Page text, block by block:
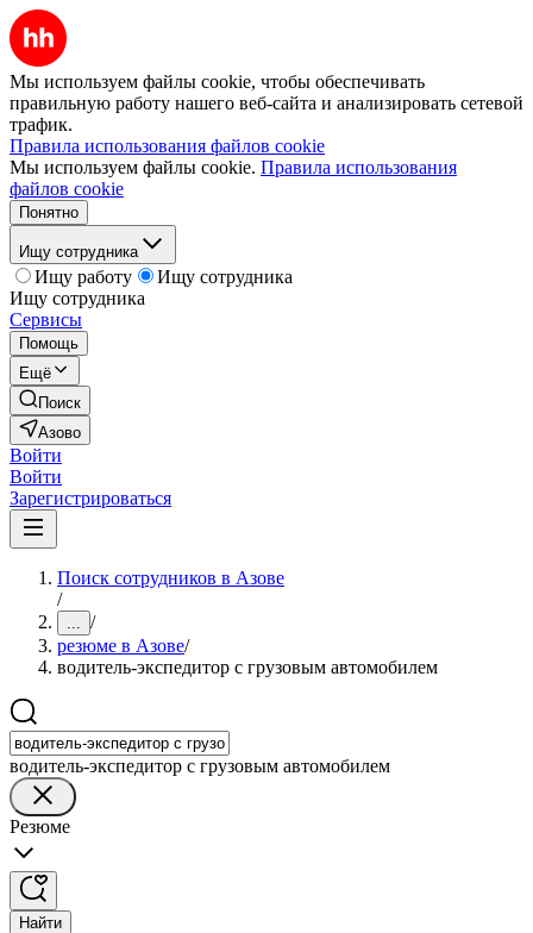
Мы используем файлы cookie, чтобы обеспечивать
правильную работу нашего веб-сайта и анализировать сетевой
трафик.
Правила использования файлов cookie
Мы используем файлы cookie. Правила использования
файлов cookie
Понятно
Ищу сотрудника
Ищу работу
Ищу сотрудника
Ищу сотрудника
Сервисы
Помощь
Ещё
Поиск
Азово
Войти
Войти
Зарегистрироваться
Поиск сотрудников в Азове
/
... /
резюме в Азове/
водитель-экспедитор с грузовым автомобилем
водитель-экспедитор с грузовым автомобилем
Резюме
Найти